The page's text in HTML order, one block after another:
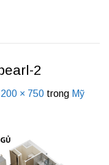
2
× 750 trong Mỹ